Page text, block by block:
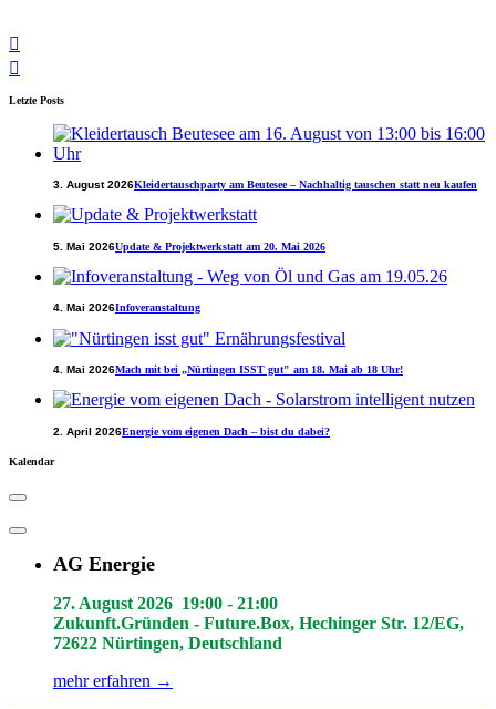
Letzte Posts
3. August 2026Kleidertauschparty am Beutesee – Nachhaltig tauschen statt neu kaufen
5. Mai 2026Update & Projektwerkstatt am 20. Mai 2026
4. Mai 2026Infoveranstaltung
4. Mai 2026Mach mit bei „Nürtingen ISST gut" am 18. Mai ab 18 Uhr!
2. April 2026Energie vom eigenen Dach – bist du dabei?
Kalendar
AG Energie
27. August 2026 19:00 - 21:00
Zukunft.Gründen - Future.Box, Hechinger Str. 12/EG,
72622 Nürtingen, Deutschland
mehr erfahren →